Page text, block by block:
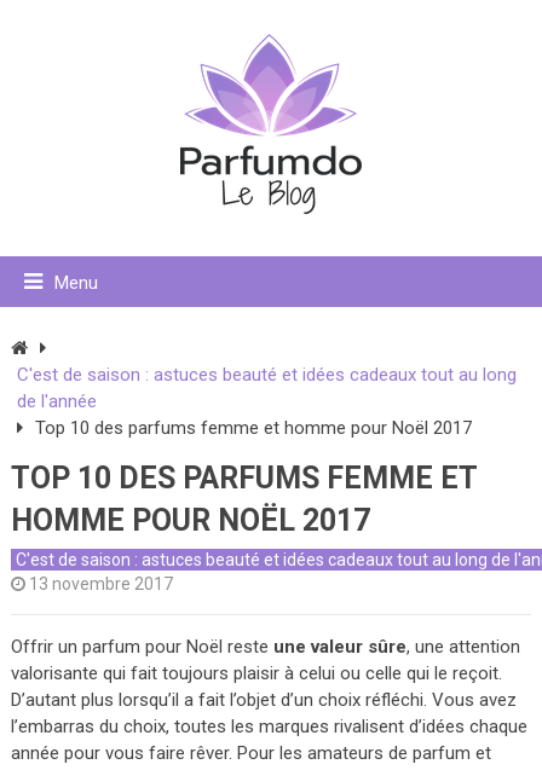
Menu
C'est de saison : astuces beauté et idées cadeaux tout au long
de l'année
Top 10 des parfums femme et homme pour Noël 2017
TOP 10 DES PARFUMS FEMME ET
HOMME POUR NOËL 2017
C'est de saison : astuces beauté et idées cadeaux tout au long de
13 novembre 2017
Offrir un parfum pour Noël reste une valeur sûre, une attention
valorisante qui fait toujours plaisir à celui ou celle qui le reçoit.
D’autant plus lorsqu’il a fait l’objet d’un choix réfléchi. Vous avez
l’embarras du choix, toutes les marques rivalisent d’idées chaque
année pour vous faire rêver. Pour les amateurs de parfum et